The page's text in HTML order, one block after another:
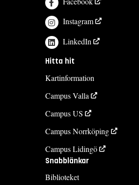
Instagram
LinkedIn
Hitta hit
Kartinformation
Campus Valla
Campus US
Campus Norrköping
Campus Lidingö
Snabblänkar
Biblioteket